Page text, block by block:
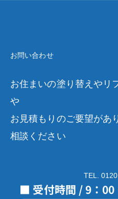
お問い合わせ
お住まいの塗り替えやリ
や
お見積もりのご要望があ
相談ください
TEL.
■ 受付時間 / 9：00